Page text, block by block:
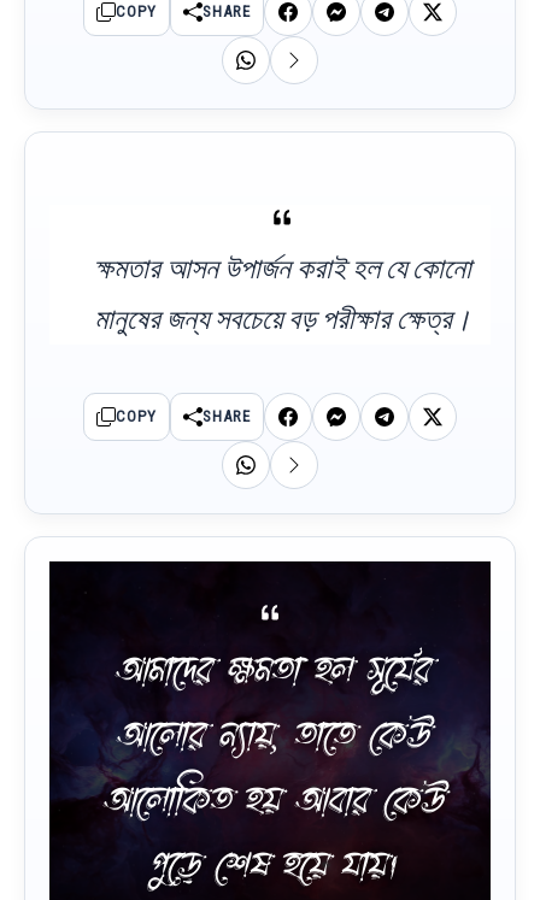
COPY SHARE
ক্ষমতার আসন উপার্জন করাই হল যে কোনো
মানুষের জন্য সবচেয়ে বড় পরীক্ষার ক্ষেত্র।
COPY SHARE
আমাদের ক্ষমতা হল সূর্যের
আলোর ন্যায়, তাতে কেউ
আলোকিত হয় আবার কেউ
পুড়ে শেষ হয়ে যায়।